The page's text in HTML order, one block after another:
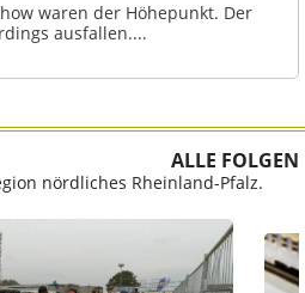
waren der Höhepunkt. Der
ausfallen....
ALLE FOLGEN
nördliches Rheinland-Pfalz.